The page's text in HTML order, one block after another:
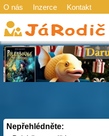
O nás Inzerce Kontakt
Nepřehlédněte: